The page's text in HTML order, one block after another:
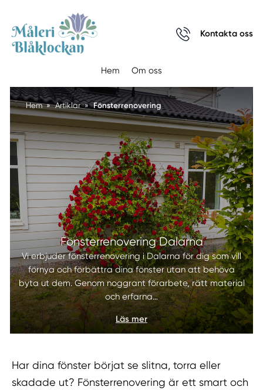
Kontakta oss
Hem Om oss
Hem » Artiklar » Fönsterrenovering
Fönsterrenovering Dalarna
Vi erbjuder fönsterrenovering i Dalarna för dig som vill
förnya och förbättra dina fönster utan att behöva
byta ut dem. Genom noggrant förarbete, rätt material
och erfarna…
Läs mer
Har dina fönster börjat se slitna, torra eller
skadade ut? Fönsterrenovering är ett smart och